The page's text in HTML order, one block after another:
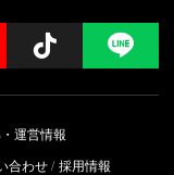
YouTube Follow
運営情報
合わせ 採用情報